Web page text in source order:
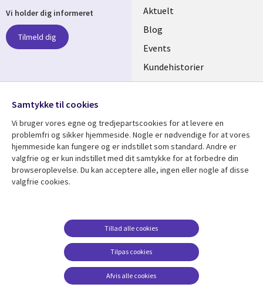
Useful
links
DENMARK
Aktuelt
Blog
Events
Kundehistorier
Videoer
Se mere
Library
DENMARK
Artikler
Kundehistorier
Support
Accessibility
Suppliers
Change consent
Vi holder dig informeret
Tilmeld dig
Media
DENMARK
Samtykke til cookies
Vi bruger vores egne og tredjepartscookies for at levere en
problemfri og sikker hjemmeside. Nogle er nødvendige for at vores
hjemmeside kan fungere og er indstillet som standard. Andre er
valgfrie og er kun indstillet med dit samtykke for at forbedre din
browseroplevelse. Du kan acceptere alle, ingen eller nogle af disse
valgfrie cookies.
Tilpas cookies
Tillad alle cookies
Afvis alle cookies